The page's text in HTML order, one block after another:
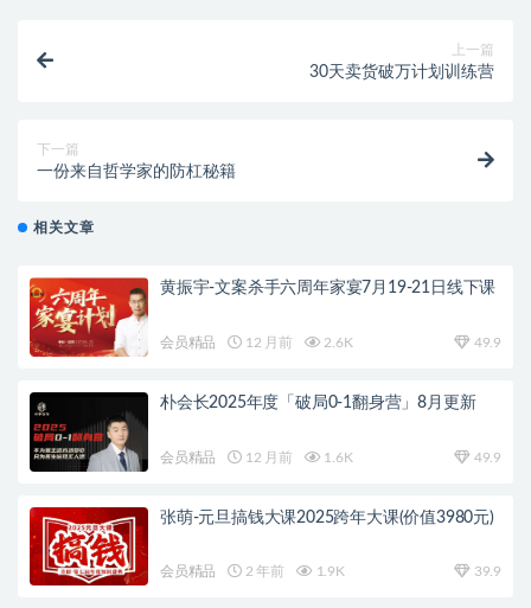
上一篇
30天卖货破万计划训练营
下一篇
一份来自哲学家的防杠秘籍
相关文章
黄振宇-文案杀手六周年家宴7月19-21日线下课
会员精品 12 月前 2.6K 49.9
朴会长2025年度「破局0-1翻身营」8月更新
会员精品 12 月前 1.6K 49.9
张萌-元旦搞钱大课2025跨年大课(价值3980元)
会员精品 2 年前 1.9K 39.9